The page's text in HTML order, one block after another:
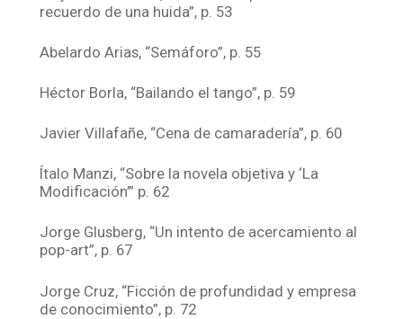
recuerdo de una huida”, p. 53
Abelardo Arias, “Semáforo”, p. 55
Héctor Borla, “Bailando el tango”, p. 59
Javier Villafañe, “Cena de camaradería”, p. 60
Ítalo Manzi, “Sobre la novela objetiva y ‘La
Modificación’” p. 62
Jorge Glusberg, “Un intento de acercamiento al
pop-art”, p. 67
Jorge Cruz, “Ficción de profundidad y empresa
de conocimiento”, p. 72